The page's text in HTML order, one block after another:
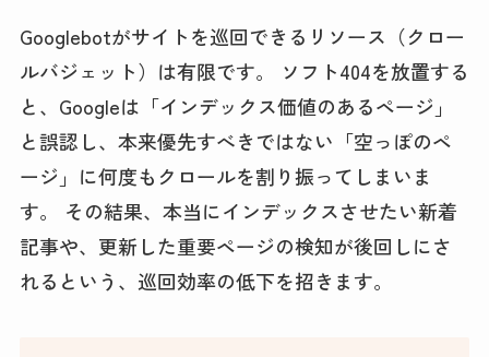
Googlebotがサイトを巡回できるリソース（クロー
ルバジェット）は有限です。 ソフト404を放置する
と、Googleは「インデックス価値のあるページ」
と誤認し、本来優先すべきではない「空っぽのペ
ージ」に何度もクロールを割り振ってしまいま
す。 その結果、本当にインデックスさせたい新着
記事や、更新した重要ページの検知が後回しにさ
れるという、巡回効率の低下を招きます。